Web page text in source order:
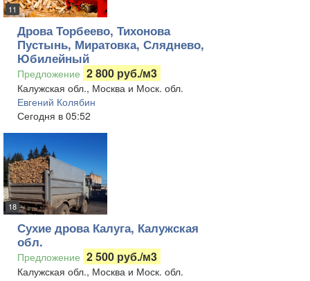
11
Дрова Торбеево, Тихонова
Пустынь, Миратовка, Сляднево,
Юбилейный
Предложение 2 800 руб./м3
Калужская обл., Москва и Моск. обл.
Евгений Колябин
Сегодня в 05:52
18
Сухие дрова Калуга, Калужская
обл.
Предложение 2 500 руб./м3
Калужская обл., Москва и Моск. обл.